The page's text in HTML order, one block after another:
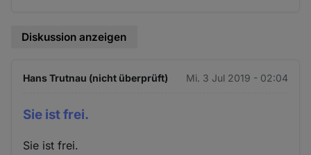
Diskussion anzeigen
Hans Trutnau (nicht überprüft) Mi. 3 Jul 2019 - 02:04
Sie ist frei.
Sie ist frei.